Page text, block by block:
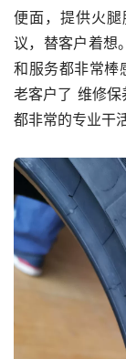
便面，提供火
议，替客户着想
和服务都非常棒
老客户了 维修
都非常的专业干